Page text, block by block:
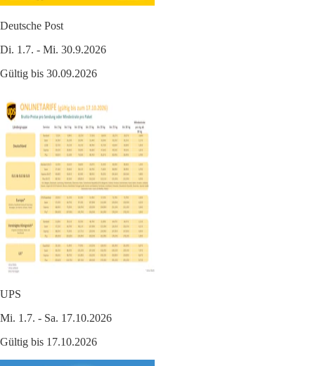
Deutsche Post
Di. 1.7. - Mi. 30.9.2026
Gültig bis 30.09.2026
UPS
Mi. 1.7. - Sa. 17.10.2026
Gültig bis 17.10.2026